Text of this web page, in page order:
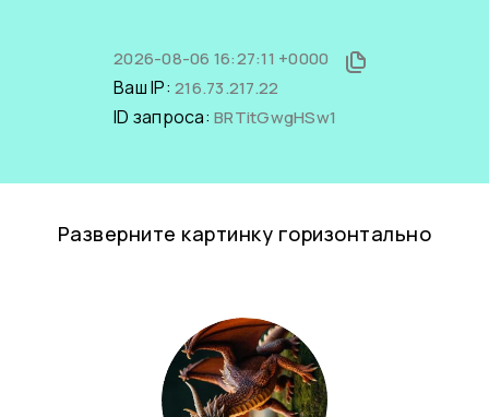
2026-08-06 16:27:11 +0000
Ваш IP: 216.73.217.22
ID запроса: BRTitGwgHSw1
Разверните картинку горизонтально